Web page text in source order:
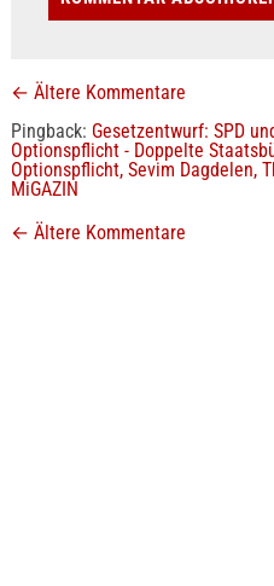
← Ältere Kommentare
Pingback: Gesetzentwurf: SPD
Optionspflicht - Doppelte
Optionspflicht, Sevim Dagdelen,
MiGAZIN
← Ältere Kommentare